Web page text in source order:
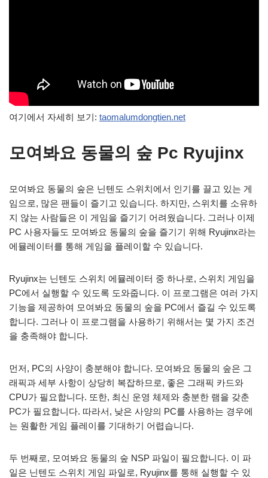
여기에서 자세히 보기: taomalumdongtien.net
모여봐요 동물의 숲 Pc Ryujinx
모여봐요 동물의 숲은 닌텐도 스위치에서 인기를 끌고 있는 게
임으로, 많은 팬들이 즐기고 있습니다. 하지만, 스위치를 소유하
지 않는 사람들은 이 게임을 즐기기 어려웠습니다. 그러나 이제
PC 사용자들도 모여봐요 동물의 숲을 즐기기 위해 Ryujinx라는
에뮬레이터를 통해 게임을 플레이할 수 있습니다.
Ryujinx는 닌텐도 스위치 에뮬레이터 중 하나로, 스위치 게임을
PC에서 실행할 수 있도록 도와줍니다. 이 프로그램은 여러 가지
기능을 제공하여 모여봐요 동물의 숲을 PC에서 즐길 수 있도록
합니다. 그러나 이 프로그램을 사용하기 위해서는 몇 가지 조건
을 충족해야 합니다.
먼저, PC의 사양이 충분해야 합니다. 모여봐요 동물의 숲은 그
래픽과 세부 사항이 상당히 복잡하므로, 좋은 그래픽 카드와
CPU가 필요합니다. 또한, 최신 운영 체제와 충분한 램을 갖춘
PC가 필요합니다. 따라서, 낮은 사양의 PC를 사용하는 경우에
는 원활한 게임 플레이를 기대하기 어렵습니다.
두 번째로, 모여봐요 동물의 숲 NSP 파일이 필요합니다. 이 파
일은 닌텐도 스위치 게임 파일로, Ryujinx를 통해 실행할 수 있